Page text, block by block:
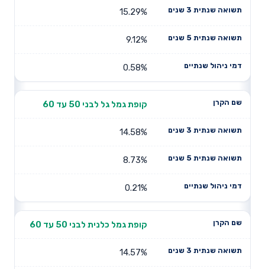
15.29%
9.12%
0.58%
קופת גמל גל לבני 50 עד 60
14.58%
8.73%
0.21%
קופת גמל כלנית לבני 50 עד 60
14.57%